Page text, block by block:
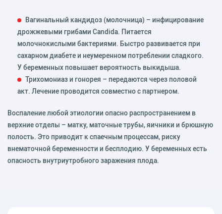
Вагинальный кандидоз (молочница) – инфицирование
дрожжевыми грибами Candida. Питается
молочнокислыми бактериями. Быстро развивается при
сахарном диабете и неумеренном потреблении сладкого.
У беременных повышает вероятность выкидыша.
Трихомониаз и гонорея – передаются через половой
акт. Лечение проводится совместно с партнером.
Воспаление любой этиологии опасно распространением в
верхние отделы – матку, маточные трубы, яичники и брюшную
полость. Это приводит к спаечным процессам, риску
внематочной беременности и бесплодию. У беременных есть
опасность внутриутробного заражения плода.